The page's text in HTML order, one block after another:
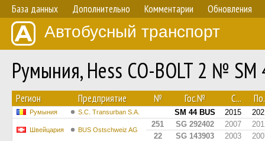
База данных Дополнительно Комментарии Обновления
Автобусный транспорт
Румыния, Hess CO-BOLT 2 № SM
Регион Предприятие № Гос.№ С...
Румыния S.C. Transurban S.A. SM 44 BUS 2015
Швейцария BUS Ostschweiz AG
251 SG 292402 2007
22
SG 143903 2003